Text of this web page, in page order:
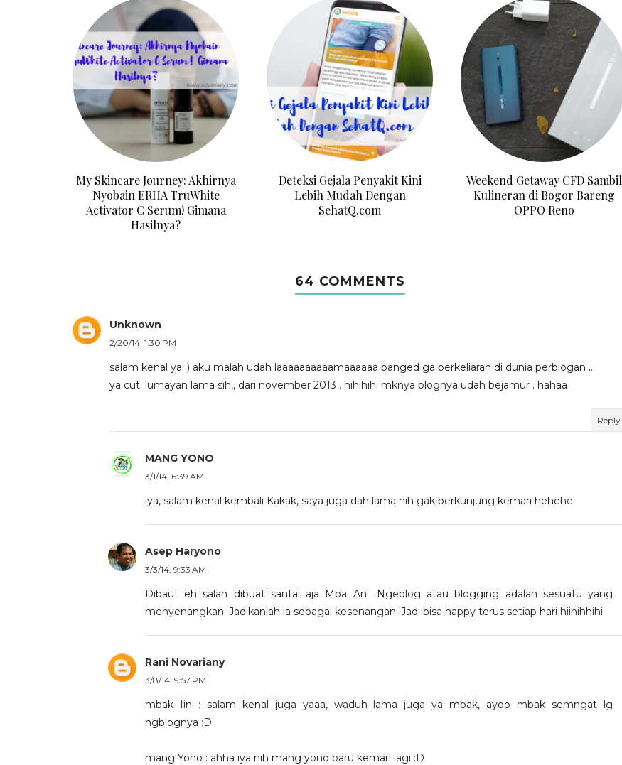
My Skincare Journey: Akhirnya
Nyobain ERHA TruWhite
Activator C Serum! Gimana
Hasilnya?
Deteksi Gejala Penyakit Kini
Lebih Mudah Dengan
SehatQ.com
Weekend Getaway CFD Sambil
Kulineran di Bogor Bareng
OPPO Reno
64 COMMENTS
Unknown
2/20/14, 1:30 PM
salam kenal ya :) aku malah udah laaaaaaaaaamaaaaaa banged ga berkeliaran di dunia perblogan ..
ya cuti lumayan lama sih,, dari november 2013 . hihihihi mknya blognya udah bejamur . hahaa
Reply
MANG YONO
3/1/14, 6:39 AM
iya, salam kenal kembali Kakak, saya juga dah lama nih gak berkunjung kemari hehehe
Asep Haryono
3/3/14, 9:33 AM
Dibaut eh salah dibuat santai aja Mba Ani. Ngeblog atau blogging adalah sesuatu yang
menyenangkan. Jadikanlah ia sebagai kesenangan. Jadi bisa happy terus setiap hari hiihihhihi
Rani Novariany
3/8/14, 9:57 PM
mbak Iin : salam kenal juga yaaa, waduh lama juga ya mbak, ayoo mbak semngat lg
ngblognya :D
mang Yono : ahha iya nih mang yono baru kemari lagi :D